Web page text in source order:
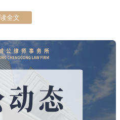
全文